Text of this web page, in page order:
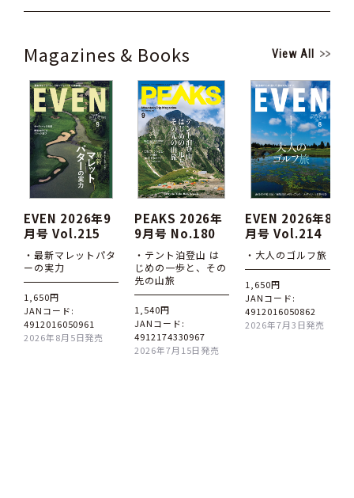
Magazines & Books View All
EVEN 2026年9
月号 Vol.215
・最新マレットパタ
ーの実力
1,650円
JANコード:
4912016050961
2026年8月5日発売
PEAKS 2026年
9月号 No.180
・テント泊登山 は
じめの一歩と、その
先の山旅
1,540円
JANコード:
4912174330967
2026年7月15日発売
EVEN 2026年8
月号 Vol.214
・大人のゴルフ旅
1,650円
JANコード:
4912016050862
2026年7月3日発売